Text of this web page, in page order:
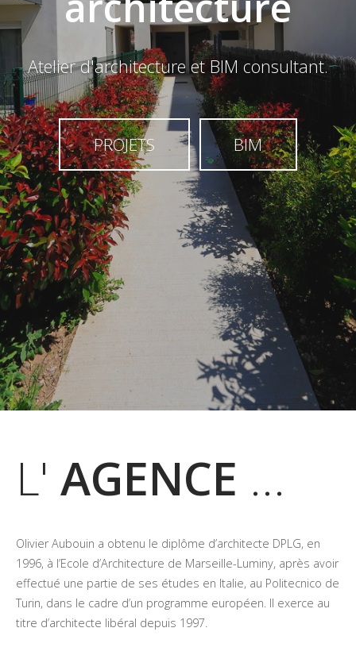
Atelier d'architecture et BIM consultant.
PROJETS BIM
L' AGENCE ...
Olivier Aubouin a obtenu le diplôme d’architecte DPLG, en
1996, à l’Ecole d’Architecture de Marseille-Luminy, après avoir
effectué une partie de ses études en Italie, au Politecnico de
Turin, dans le cadre d’un programme européen. Il exerce au
titre d’architecte libéral depuis 1997.